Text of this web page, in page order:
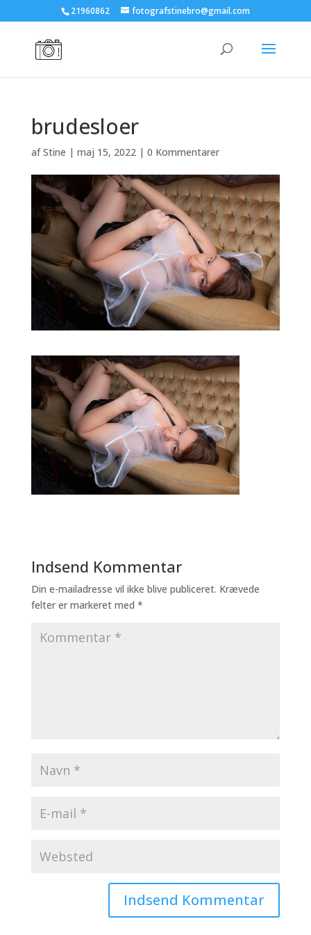
21960862 fotografstinebro@gmail.com
brudesloer
afStine | maj 15, 2022| 0 Kommentarer
Indsend Kommentar
Din e-mailadresse vil ikke blive publiceret. Krævede
felter er markeret med *